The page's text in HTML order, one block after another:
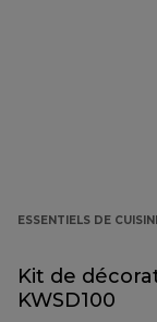
ESSENTIELS DE
Kit de
KWSD100